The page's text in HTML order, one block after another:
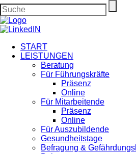
START
LEISTUNGEN
Beratung
Für Führungskräfte
Präsenz
Online
Für Mitarbeitende
Präsenz
Online
Für Auszubildende
Gesundheitstage
Befragung &